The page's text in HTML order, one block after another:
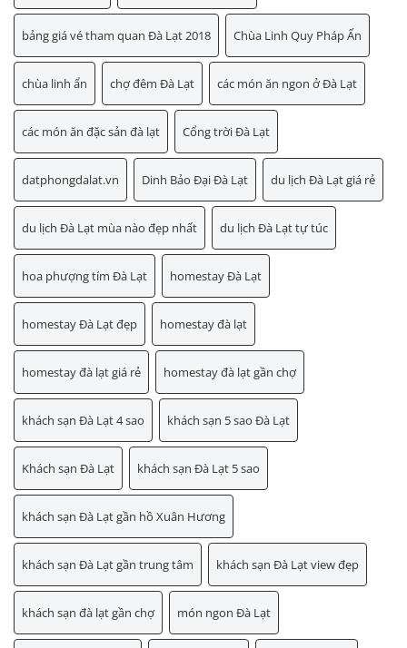
bảng giá vé tham quan Đà Lạt 2018 Chùa Linh Quy Pháp Ấn
chùa linh ẩn chợ đêm Đà Lạt các món ăn ngon ở Đà Lạt
các món ăn đặc sản đà lạt Cổng trời Đà Lạt
datphongdalat.vn Dinh Bảo Đại Đà Lạt du lịch Đà Lạt giá rẻ
du lịch Đà Lạt mùa nào đẹp nhất du lịch Đà Lạt tự túc
hoa phượng tím Đà Lạt homestay Đà Lạt
homestay Đà Lạt đẹp homestay đà lạt
homestay đà lạt giá rẻ homestay đà lạt gần chợ
khách sạn Đà Lạt 4 sao khách sạn 5 sao Đà Lạt
Khách sạn Đà Lạt khách sạn Đà Lạt 5 sao
khách sạn Đà Lạt gần hồ Xuân Hương
khách sạn Đà Lạt gần trung tâm khách sạn Đà Lạt view đẹp
khách sạn đà lạt gần chợ món ngon Đà Lạt